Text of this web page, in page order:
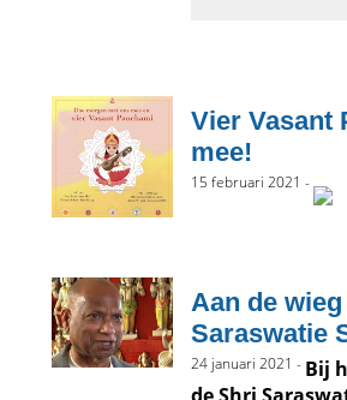
Vier Vasant
mee!
15 februari 2021 -
Aan de
Saraswatie
24 januari 2021 - Bij
de Shri